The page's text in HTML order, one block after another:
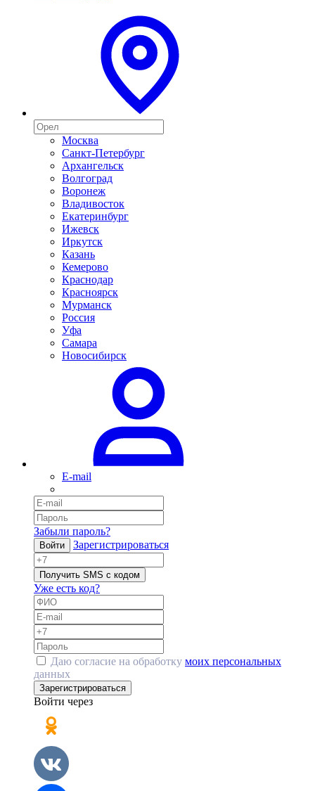
Москва
Санкт-Петербург
Архангельск
Волгоград
Воронеж
Владивосток
Екатеринбург
Ижевск
Иркутск
Казань
Кемерово
Краснодар
Красноярск
Мурманск
Россия
Уфа
Самара
Новосибирск
E-mail
Забыли пароль?
Войти Зарегистрироваться
Получить SMS с кодом
Уже есть код?
Даю согласие на обработку моих персональных
данных
Зарегистрироваться
Войти через